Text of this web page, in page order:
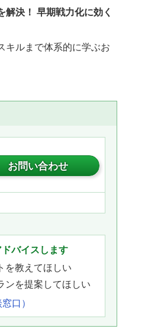
決！ 早期戦力化に効く
キルまで体系的に学ぶお
お問い合わせ
バイスします
を教えてほしい
ンを提案してほしい
口）